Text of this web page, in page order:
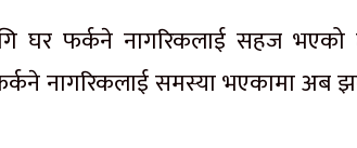
घर फर्कने नागरिकलाई सहज
नागरिकलाई समस्या भएकामा अब